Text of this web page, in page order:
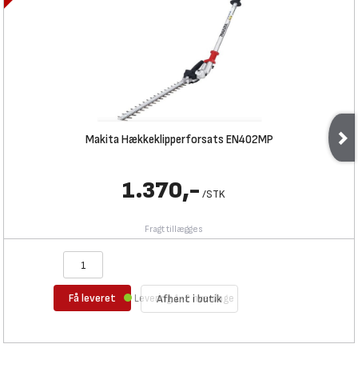
Makita Hækkeklipperforsats EN402MP
1.370,- /STK
Fragt tillægges
Få leveret Afhent i butik
Levering 1-2 hverdage